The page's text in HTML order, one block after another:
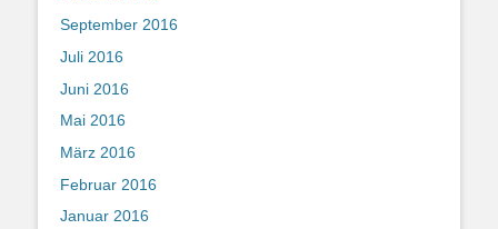
September 2016
Juli 2016
Juni 2016
Mai 2016
März 2016
Februar 2016
Januar 2016